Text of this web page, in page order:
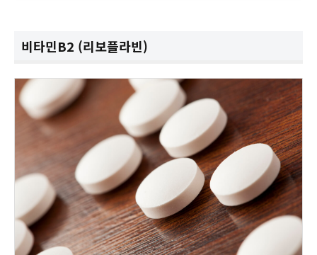
비타민B2 (리보플라빈)